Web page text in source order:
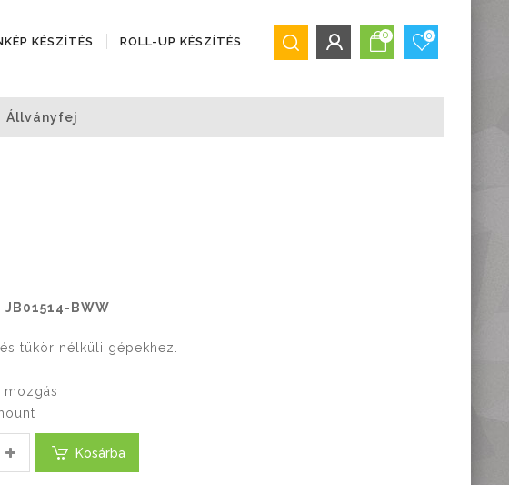
KÉSZÍTÉS ROLL-UP KÉSZÍTÉS
Bejelentkezés
0 0
Állványfej
JB01514-BWW
tükör nélküli gépekhez.
Kosárba